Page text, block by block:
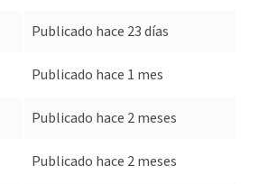
Publicado hace 23 días
Publicado hace 1 mes
Publicado hace 2 meses
Publicado hace 2 meses